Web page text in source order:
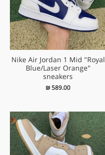
Nike Air Jordan 1 Mid "Royal
Blue/Laser Orange"
sneakers
₪589.00